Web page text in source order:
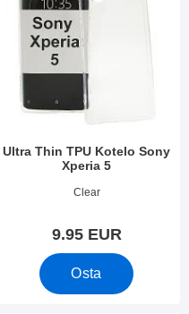
Ultra Thin TPU Kotelo Sony
Xperia 5
Tuote.nro 34334
Clear
9.95 EUR
Osta